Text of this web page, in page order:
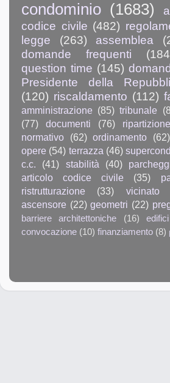
condominio (1683)
codice civile (482)
legge
(263) assemblea
domande frequenti
question time (145)
Presidente della
(120) riscaldamento (112)
amministrazione (85) tribunale
(77)
documenti (76) ripartizione
normativo
(62) ordinamento (62)
opere (54) terrazza (46)
c.c.
(41) stabilità (40)
articolo codice civile
(35)
ristrutturazione
(33) vicinato
ascensore (22) geometri (22)
barriere architettoniche
(16)
convocazione (10) finanziamento (8)